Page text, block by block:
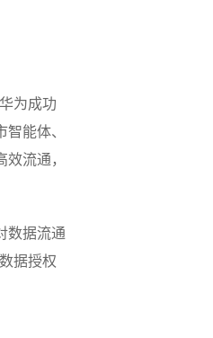
为成功
能体、
流通，
数据流通
据授权